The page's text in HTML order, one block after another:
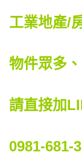
工業地產/
物件眾多
請直接加
0981-681-